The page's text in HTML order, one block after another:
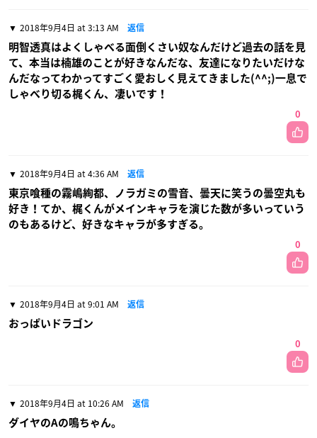
2018年9月4日 at 3:13 AM 返信
明智透真はよくしゃべる面倒くさい奴なんだけど過去の話を見
て、本当は楠雄のことが好きなんだな、友達になりたいだけな
んだなってわかってすごく愛おしく見えてきました(^^;)一息で
しゃべり切る梶くん、凄いです！
0
2018年9月4日 at 4:36 AM 返信
東京喰種の霧嶋絢都、ノラガミの雪音、曇天に笑うの曇空丸も
好き！てか、梶くんがメインキャラを演じた数が多いっていう
のもあるけど、好きなキャラが多すぎる。
0
2018年9月4日 at 9:01 AM 返信
おっぱいドラゴン
0
2018年9月4日 at 10:26 AM 返信
ダイヤのAの鳴ちゃん。